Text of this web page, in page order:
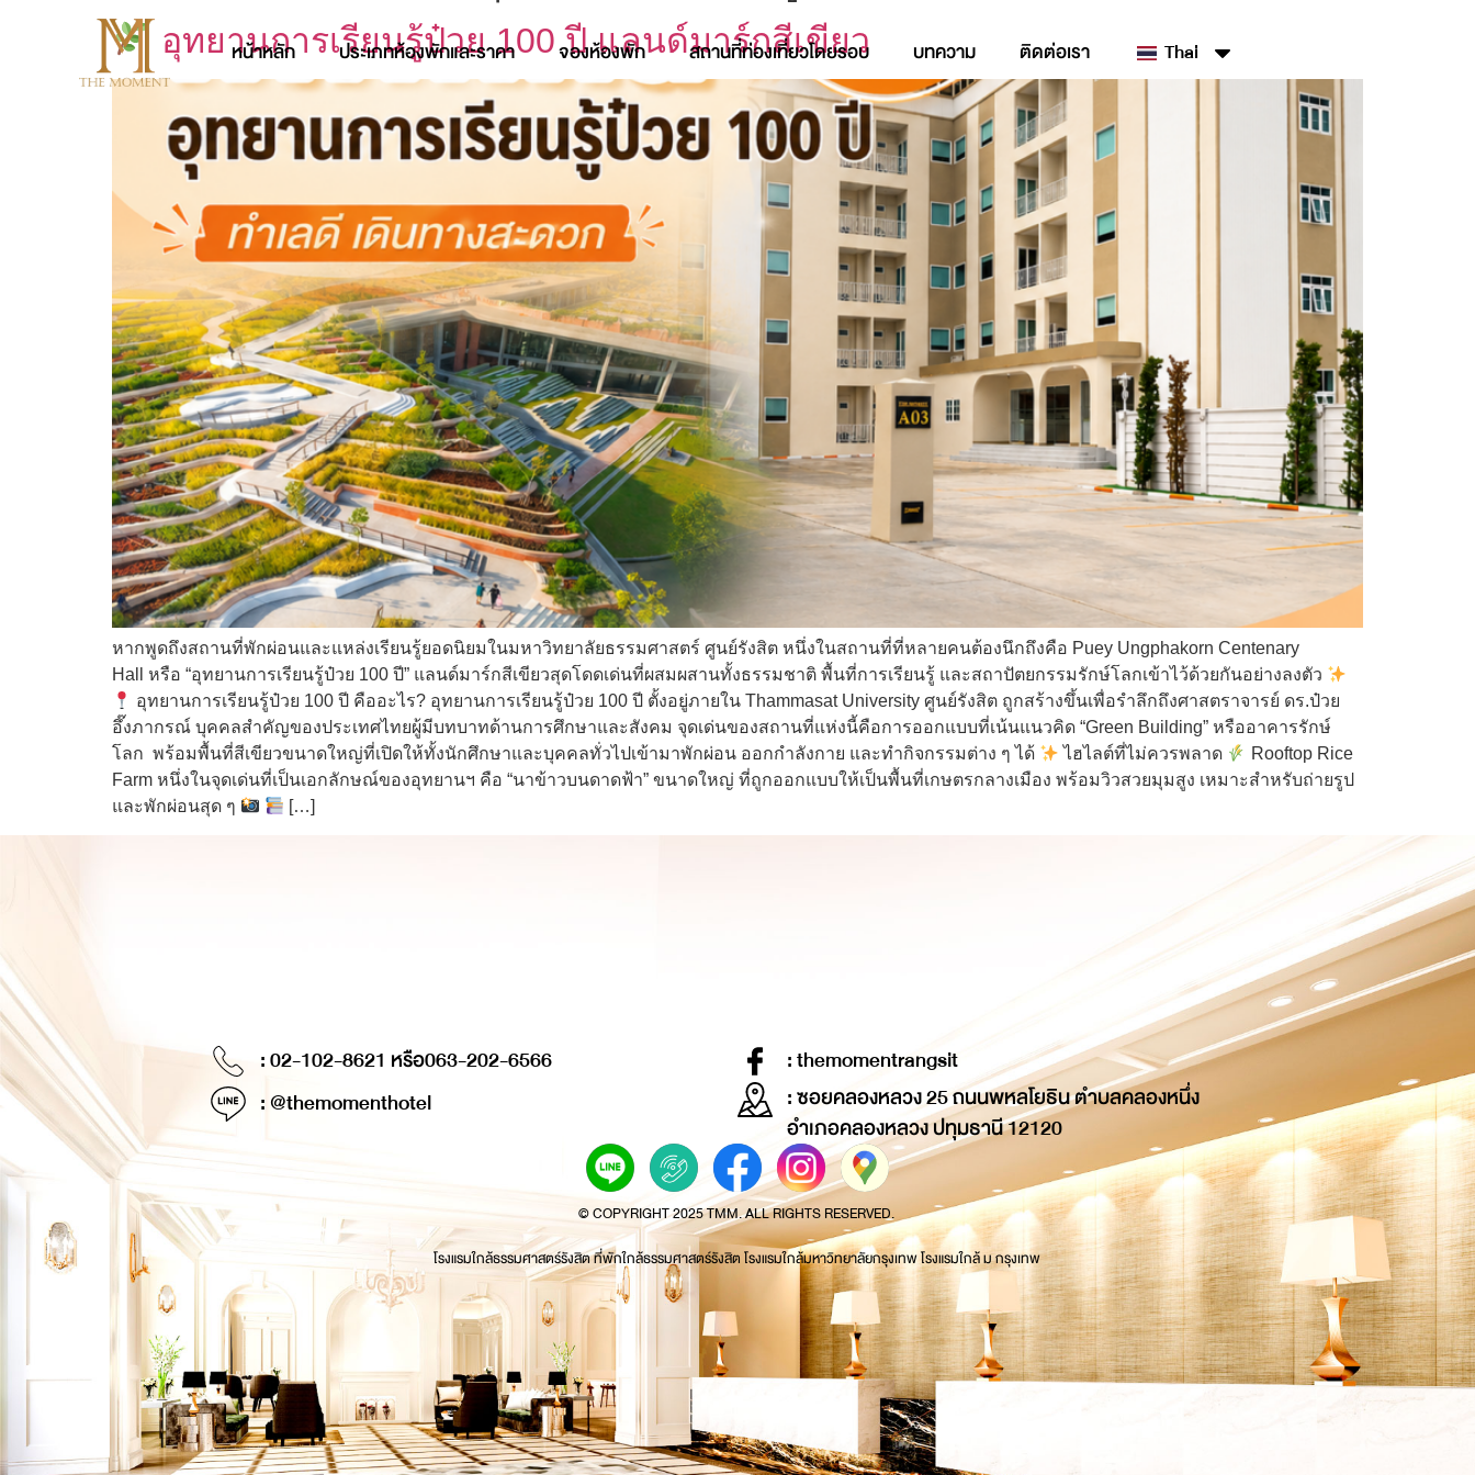
หน้าหลัก ประเภทห้องพักและราคา จองห้องพัก สถานที่ท่องเที่ยวโดยรอบ บทความ ติดต่อเรา Thai
อุทยานการเรียนรู้ป๋วย 100 ปี แลนด์มาร์กสีเขียว
หากพูดถึงสถานที่พักผ่อนและแหล่งเรียนรู้ยอดนิยมในมหาวิทยาลัยธรรมศาสตร์ ศูนย์รังสิต หนึ่งในสถานที่ที่หลายคนต้องนึกถึงคือ Puey Ungphakorn Centenary
Hall หรือ “อุทยานการเรียนรู้ป๋วย 100 ปี” แลนด์มาร์กสีเขียวสุดโดดเด่นที่ผสมผสานทั้งธรรมชาติ พื้นที่การเรียนรู้ และสถาปัตยกรรมรักษ์โลกเข้าไว้ด้วยกันอย่างลงตัว
อุทยานการเรียนรู้ป๋วย 100 ปี คืออะไร? อุทยานการเรียนรู้ป๋วย 100 ปี ตั้งอยู่ภายใน Thammasat University ศูนย์รังสิต ถูกสร้างขึ้นเพื่อรำลึกถึงศาสตราจารย์ ดร.ป๋วย
อึ๊งภากรณ์ บุคคลสำคัญของประเทศไทยผู้มีบทบาทด้านการศึกษาและสังคม จุดเด่นของสถานที่แห่งนี้คือการออกแบบที่เน้นแนวคิด “Green Building” หรืออาคารรักษ์
โลก พร้อมพื้นที่สีเขียวขนาดใหญ่ที่เปิดให้ทั้งนักศึกษาและบุคคลทั่วไปเข้ามาพักผ่อน ออกกำลังกาย และทำกิจกรรมต่าง ๆ ได้
ไฮไลต์ที่ไม่ควรพลาด
Rooftop Rice
Farm หนึ่งในจุดเด่นที่เป็นเอกลักษณ์ของอุทยานฯ คือ “นาข้าวบนดาดฟ้า” ขนาดใหญ่ ที่ถูกออกแบบให้เป็นพื้นที่เกษตรกลางเมือง พร้อมวิวสวยมุมสูง เหมาะสำหรับถ่ายรูป
และพักผ่อนสุด ๆ
[…]
: 02-102-8621 หรือ063-202-6566
: @themomenthotel
: themomentrangsit
: ซอยคลองหลวง 25 ถนนพหลโยธิน ตำบลคลองหนึ่ง
อำเภอคลองหลวง ปทุมธานี 12120
© COPYRIGHT 2025 TMM. ALL RIGHTS RESERVED.
โรงแรมใกล้ธรรมศาสตร์รังสิต ที่พักใกล้ธรรมศาสตร์รังสิต โรงแรมใกล้มหาวิทยาลัยกรุงเทพ โรงแรมใกล้ ม กรุงเทพ